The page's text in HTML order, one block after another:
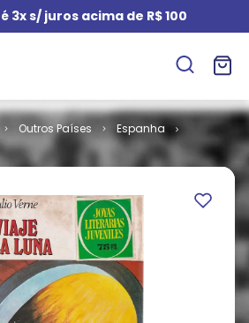
3x s/ juros acima de R$ 100
Outros Países
Espanha